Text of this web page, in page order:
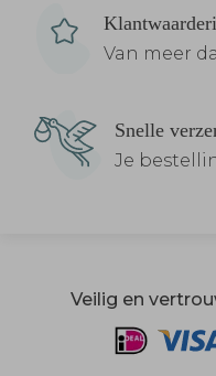
Van meer
Snelle
Je
Veilig en